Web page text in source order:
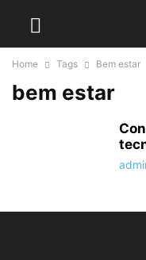
Home Tags Bem estar
bem estar